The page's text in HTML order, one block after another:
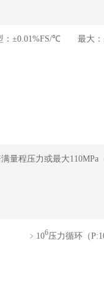
：±0.01%FS/℃ 最大：
量程压力或最大110MPa
﹥106压力循环（